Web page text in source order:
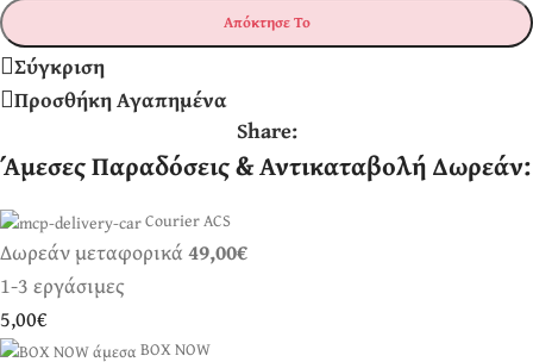
Απόκτησε Το
Σύγκριση
Προσθήκη Αγαπημένα
Share:
Άμεσες Παραδόσεις & Αντικαταβολή Δωρεάν:
Courier ACS
Δωρεάν μεταφορικά49,00€
1-3 εργάσιμες
5,00€
BOX NOW